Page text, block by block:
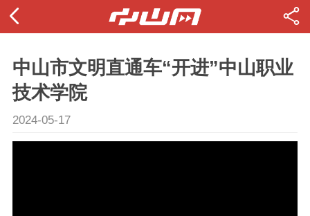
中山市文明直通车“开进”中山职业
技术学院
2024-05-17